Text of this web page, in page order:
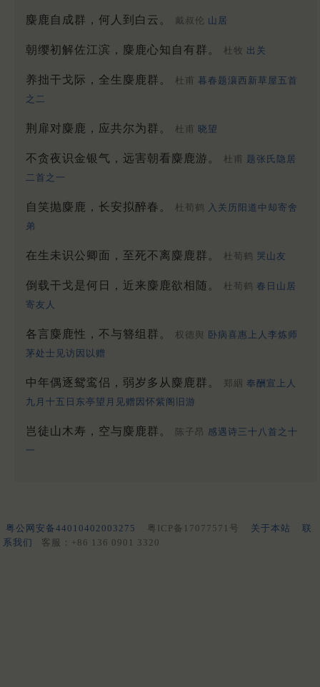
麋鹿自成群，何人到白云。 戴叔伦 山居
朝缨初解佐江滨，麋鹿心知自有群。 杜牧 出关
养拙干戈际，全生麋鹿群。 杜甫 暮春题瀼西新草屋五首
之二
荆扉对麋鹿，应共尔为群。 杜甫 晓望
不贪夜识金银气，远害朝看麋鹿游。 杜甫 题张氏隐居
二首之一
自笑抛麋鹿，长安拟醉春。 杜荀鹤 入关历阳道中却寄舍
弟
在生未识公卿面，至死不离麋鹿群。 杜荀鹤 哭山友
倒载干戈是何日，近来麋鹿欲相随。 杜荀鹤 春日山居
寄友人
各言麋鹿性，不与簪组群。 权德舆 卧病喜惠上人李炼师
茅处士见访因以赠
中年偶逐鸳鸾侣，弱岁多从麋鹿群。 郑絪 奉酬宣上人
九月十五日东亭望月见赠因怀紫阁旧游
岂徒山木寿，空与麋鹿群。 陈子昂 感遇诗三十八首之十
一
粤公网安备44010402003275 粤ICP备17077571号 关于本站
联
系我们
客服：+86 136 0901 3320